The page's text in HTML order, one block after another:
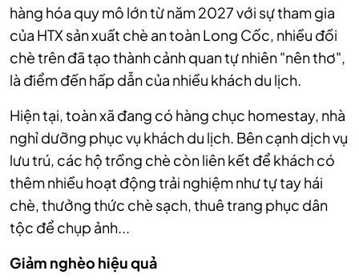
hàng hóa quy mô lớn từ năm 2027 với sự tham gia
của HTX sản xuất chè an toàn Long Cốc, nhiều đồi
chè trên đã tạo thành cảnh quan tự nhiên "nên thơ",
là điểm đến hấp dẫn của nhiều khách du lịch.
Hiện tại, toàn xã đang có hàng chục homestay, nhà
nghỉ dưỡng phục vụ khách du lịch. Bên cạnh dịch vụ
lưu trú, các hộ trồng chè còn liên kết để khách có
thêm nhiều hoạt động trải nghiệm như tự tay hái
chè, thưởng thức chè sạch, thuê trang phục dân
tộc để chụp ảnh...
Giảm nghèo hiệu quả